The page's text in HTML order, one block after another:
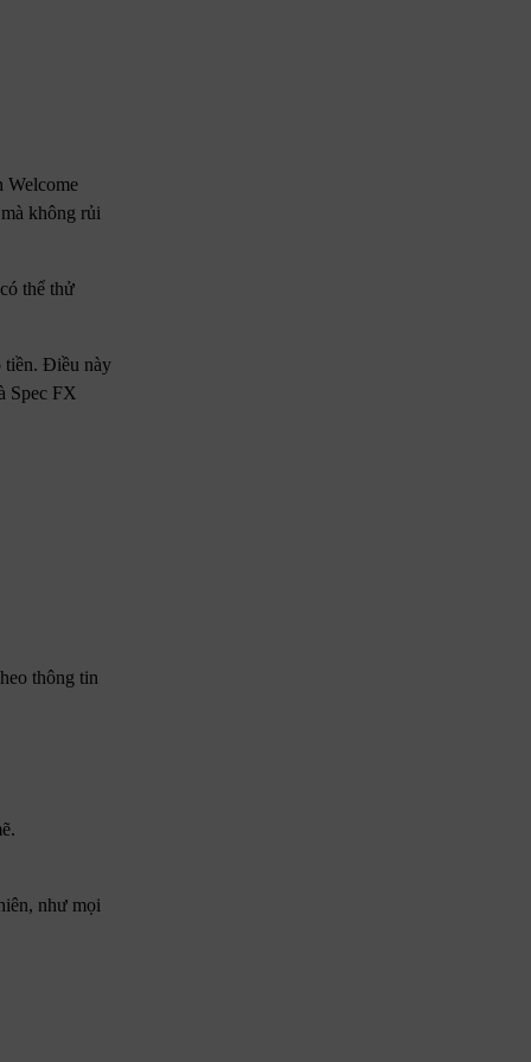
Welcome
không rủi
thể thử
tiền. Điều này
Spec FX
thông tin
như mọi